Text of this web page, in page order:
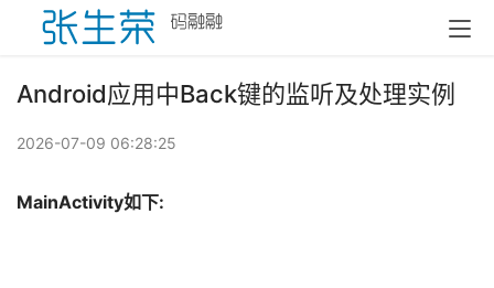
Android应用中Back键的监听及处理实例
2026-07-09 06:28:25
MainActivity如下: